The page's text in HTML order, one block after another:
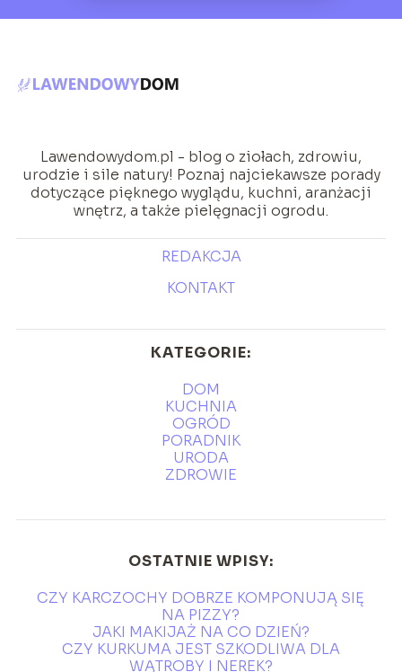
Lawendowydom.pl - blog o ziołach, zdrowiu,
urodzie i sile natury! Poznaj najciekawsze porady
dotyczące pięknego wyglądu, kuchni, aranżacji
wnętrz, a także pielęgnacji ogrodu.
REDAKCJA
KONTAKT
KATEGORIE:
DOM
KUCHNIA
OGRÓD
PORADNIK
URODA
ZDROWIE
OSTATNIE WPISY:
CZY KARCZOCHY DOBRZE KOMPONUJĄ SIĘ
NA PIZZY?
JAKI MAKIJAŻ NA CO DZIEŃ?
CZY KURKUMA JEST SZKODLIWA DLA
WĄTROBY I NEREK?